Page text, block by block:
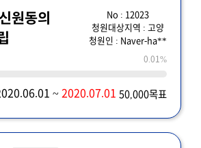
원동의
No : 12023
청원대상지역 : 고양
청원인 : Naver-ha**
0.01%
~2020.07.01 50,000목표